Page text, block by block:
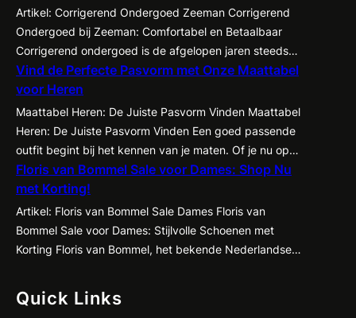
Artikel: Corrigerend Ondergoed Zeeman Corrigerend
Ondergoed bij Zeeman: Comfortabel en Betaalbaar
Corrigerend ondergoed is de afgelopen jaren steeds
populairder geworden onder zowel mannen als
vrouwen. Het biedt de mogelijkheid om je figuur op een
subtiele manier te accentueren en te corrigeren,
waardoor kleding beter tot zijn recht komt en je
zelfvertrouwen een boost krijgt. Een…
Vind de Perfecte Pasvorm met Onze Maattabel
voor Heren
Maattabel Heren: De Juiste Pasvorm Vinden Maattabel
Heren: De Juiste Pasvorm Vinden Een goed passende
outfit begint bij het kennen van je maten. Of je nu op
zoek bent naar een nieuw pak, een casual shirt of een
paar jeans, het is essentieel om te weten welke maat
het beste bij jou past. Met de…
Floris van Bommel Sale voor Dames: Shop Nu
met Korting!
Artikel: Floris van Bommel Sale Dames Floris van
Bommel Sale voor Dames: Stijlvolle Schoenen met
Korting Floris van Bommel, het bekende Nederlandse
dames! Ben je op zoek naar stijlvolle en comfortabele
Quick Links